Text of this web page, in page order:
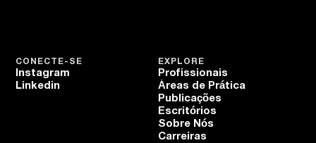
EXPLORE
Profissionais
Áreas de Prática
Publicações
Escritórios
Sobre Nós
Carreiras
CONECTE-SE
Instagram
Linkedin